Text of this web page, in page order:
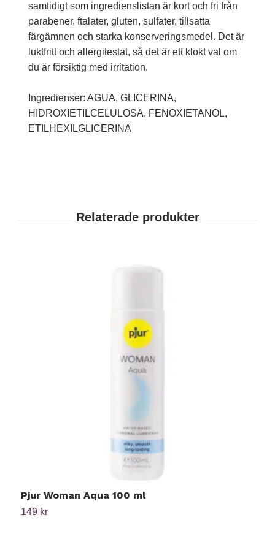
samtidigt som ingredienslistan är kort och fri från
parabener, ftalater, gluten, sulfater, tillsatta
färgämnen och starka konserveringsmedel. Det är
luktfritt och allergitestat, så det är ett klokt val om
du är försiktig med irritation.
Ingredienser: AGUA, GLICERINA,
HIDROXIETILCELULOSA, FENOXIETANOL,
ETILHEXILGLICERINA
Pjur Woman Aqua 100 ml
149 kr